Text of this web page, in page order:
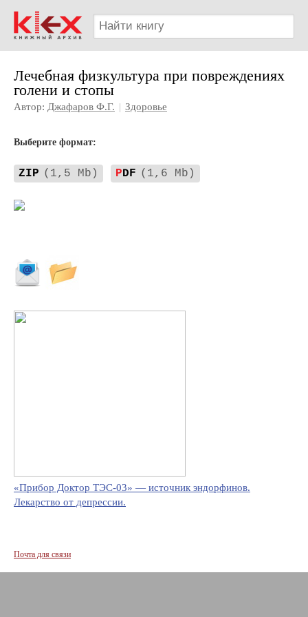
Лечебная физкультура при повреждениях
голени и стопы
Автор: Джафаров Ф.Г. | Здоровье
Выберите формат:
ZIP (1,5 Mb) PDF (1,6 Mb)
«Прибор Доктор ТЭС-03» — источник эндорфинов.
Лекарство от депрессии.
Почта для связи